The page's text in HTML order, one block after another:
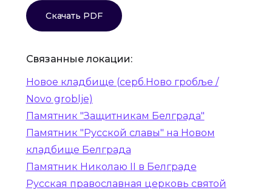
Скачать PDF
Связанные локации:
Новое кладбище (серб.Ново гробље /
Novo groblje)
Памятник "Защитникам Белграда"
Памятник "Русской славы" на Новом
кладбище Белграда
Памятник Николаю II в Белграде
Русская православная церковь святой